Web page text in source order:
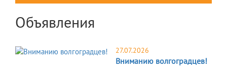
Объявления
27.07.2026
Вниманию волгоградцев!